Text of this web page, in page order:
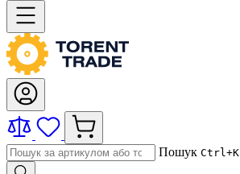
Пошук Ctrl+K